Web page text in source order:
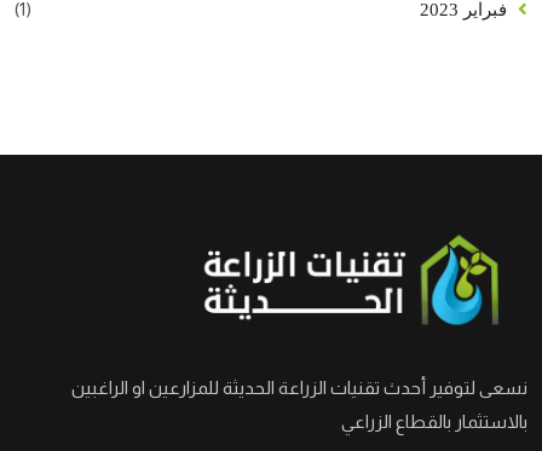
فبراير 2023 (1)
نسعى لتوفير أحدث تقنيات الزراعة الحديثة للمزارعين او الراغبين
بالاستثمار بالقطاع الزراعي